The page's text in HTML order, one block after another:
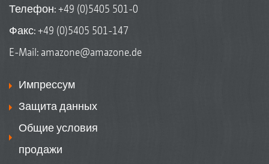
Телефон:+49 (0)5405 501-0
Факс: +49 (0)5405 501-147
E-Mail: amazone@amazone.de
Импрессум
Защита данных
Общие условия
продажи